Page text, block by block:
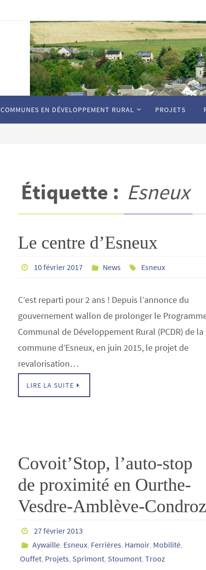
COMMUNES EN DÉVELOPPEMENT RURAL PROJETS
Étiquette : Esneux
Le centre d’Esneux
10 février 2017 News Esneux
C’est reparti pour 2 ans ! Depuis l’annonce du
gouvernement wallon de prolonger le
Communal de Développement Rural (PCDR) de la
commune d’Esneux, en juin 2015, le projet de
revalorisation…
LIRE LA SUITE
Covoit’Stop, l’auto-stop
de proximité en Ourthe-
Vesdre-Amblève-Condroz
27 février 2013
Aywaille, Esneux, Ferrières, Hamoir, Mobilité,
Ouffet, Projets, Sprimont, Stoumont, Trooz